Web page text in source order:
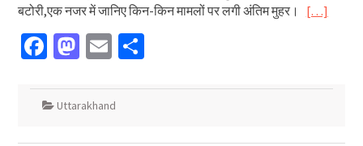
बटोरी,एक नजर में जानिए किन-किन मामलों पर लगी अंतिम मुहर। […]
Facebook
Mastodon
EmailShare
Uttarakhand